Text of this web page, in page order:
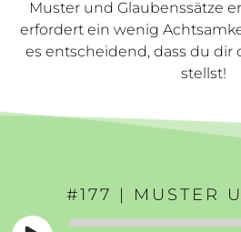
Muster und Glaubenssätze
erfordert ein wenig
es entscheidend, dass du dir
stellst!